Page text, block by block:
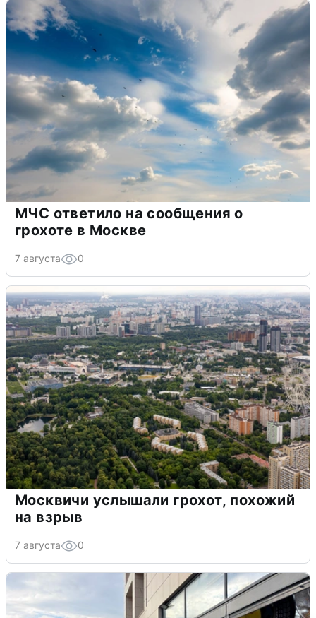
МЧС ответило на сообщения о
грохоте в Москве
7 августа 0
Москвичи услышали грохот, похожий
на взрыв
7 августа 0